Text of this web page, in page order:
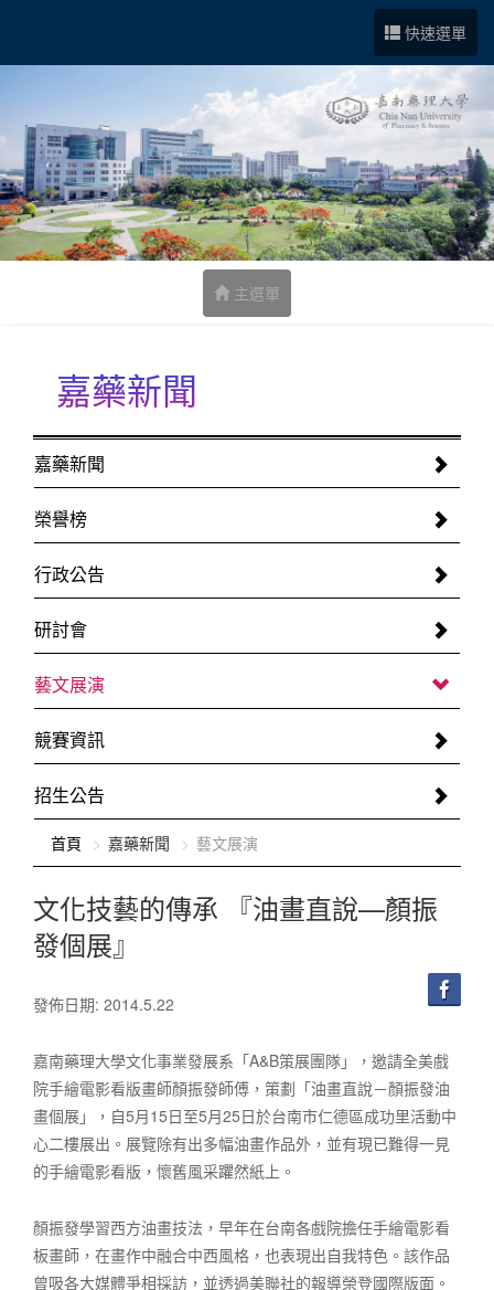
快速選單
主選單
嘉藥新聞
嘉藥新聞
榮譽榜
行政公告
研討會
藝文展演
競賽資訊
招生公告
首頁 嘉藥新聞 藝文展演
文化技藝的傳承 『油畫直說—顏振
發個展』
發佈日期: 2014.5.22
嘉南藥理大學文化事業發展系「A&B策展團隊」，邀請全美戲
院手繪電影看版畫師顏振發師傅，策劃「油畫直說－顏振發油
畫個展」，自5月15日至5月25日於台南市仁德區成功里活動中
心二樓展出。展覽除有出多幅油畫作品外，並有現已難得一見
的手繪電影看版，懷舊風采躣然紙上。
顏振發學習西方油畫技法，早年在台南各戲院擔任手繪電影看
板畫師，在畫作中融合中西風格，也表現出自我特色。該作品
曾吸各大媒體爭相採訪，並透過美聯社的報導榮登國際版面。